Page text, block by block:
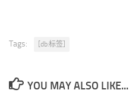
Tags: [db:标签]
YOU MAY ALSO LIKE...